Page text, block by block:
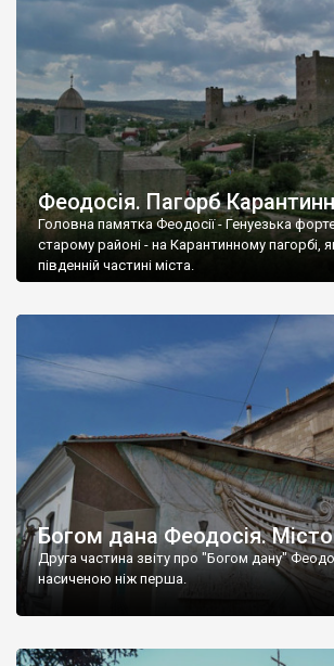
Феодосія. Пагорб
Головна памятка Феодосії - Генуезька
старому районі - на Карантинному пагорбі,
південній частині міста.
Богом дана Феодосія.
Друга частина звіту про "Богом дану"
насиченою ніж перша.